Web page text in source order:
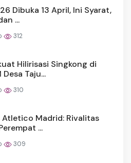
Dibuka 13 April, Ini Syarat,
...
312
Hilirisasi Singkong di
Taju...
310
Atletico Madrid: Rivalitas
...
309